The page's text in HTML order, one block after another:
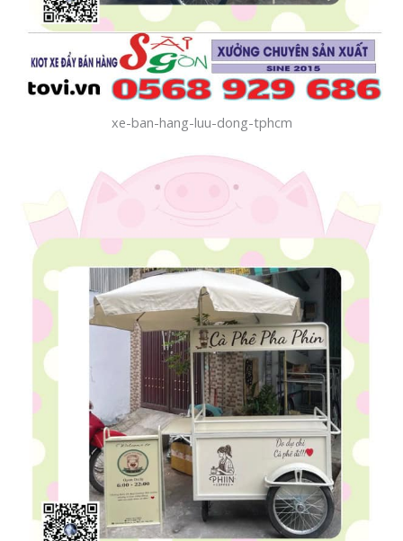
xe-ban-hang-luu-dong-tphcm